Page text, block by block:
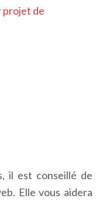
projet de
il est conseillé de
Elle vous aidera